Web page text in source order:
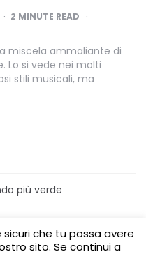
2 MINUTE READ
miscela ammaliante di
Lo si vede nei molti
stili musicali, ma
più verde
sostenibile
le scuole
Media Partner
che tu possa avere
sito. Se continui a